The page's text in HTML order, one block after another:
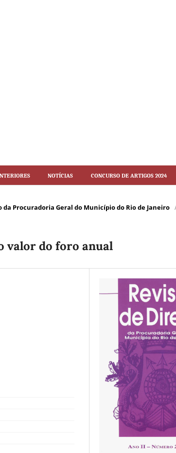
Notícias Concurso de artigos 2024
da Procuradoria Geral do Município do Rio de Janeiro
valor do foro anual